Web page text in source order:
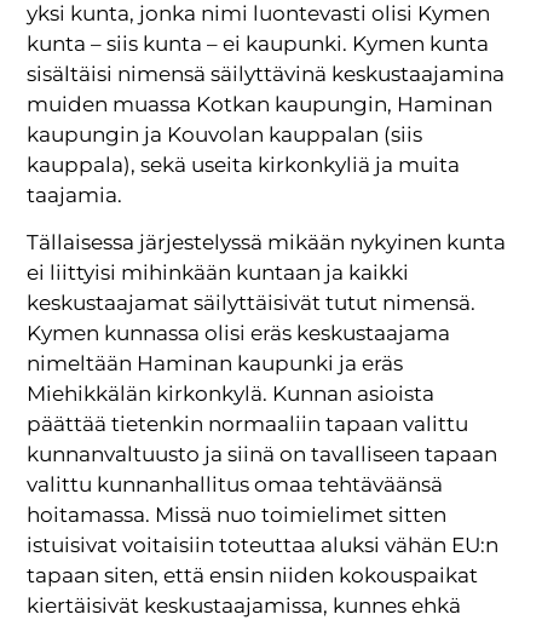
yksi kunta, jonka nimi luontevasti olisi Kymen
kunta – siis kunta – ei kaupunki. Kymen kunta
sisältäisi nimensä säilyttävinä keskustaajamina
muiden muassa Kotkan kaupungin, Haminan
kaupungin ja Kouvolan kauppalan (siis
kauppala), sekä useita kirkonkyliä ja muita
taajamia.
Tällaisessa järjestelyssä mikään nykyinen kunta
ei liittyisi mihinkään kuntaan ja kaikki
keskustaajamat säilyttäisivät tutut nimensä.
Kymen kunnassa olisi eräs keskustaajama
nimeltään Haminan kaupunki ja eräs
Miehikkälän kirkonkylä. Kunnan asioista
päättää tietenkin normaaliin tapaan valittu
kunnanvaltuusto ja siinä on tavalliseen tapaan
valittu kunnanhallitus omaa tehtäväänsä
hoitamassa. Missä nuo toimielimet sitten
istuisivat voitaisiin toteuttaa aluksi vähän EU:n
tapaan siten, että ensin niiden kokouspaikat
kiertäisivät keskustaajamissa, kunnes ehkä